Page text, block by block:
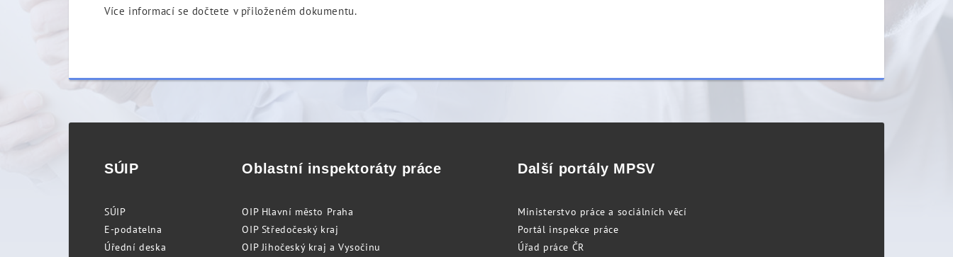
Více informací se dočtete v přiloženém dokumentu.
SÚIP
SÚIP
E-podatelna
Úřední deska
Oblastní inspektoráty práce
OIP Hlavní město Praha
OIP Středočeský kraj
OIP Jihočeský kraj a Vysočinu
Další portály MPSV
Ministerstvo práce a sociálních věcí
Portál inspekce práce
Úřad práce ČR